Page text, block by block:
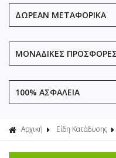
ΔΩΡΕΑΝ ΜΕΤΑΦΟΡΙΚΑ
ΜΟΝΑΔΙΚΕΣ ΠΡΟΣΦΟΡΕΣ
100% ΑΣΦΑΛΕΙΑ
Αρχική Είδη Κατάδυσης